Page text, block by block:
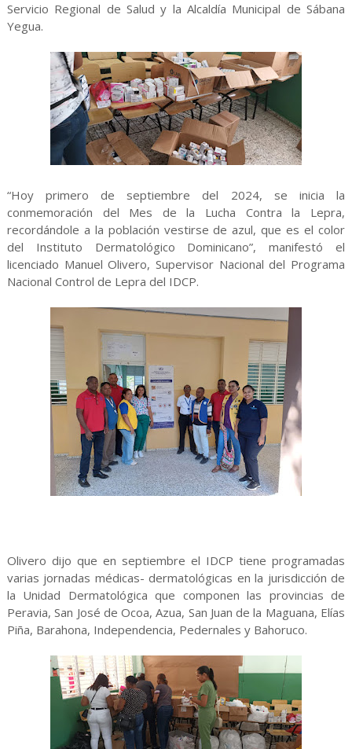
Servicio Regional de Salud y la Alcaldía Municipal de Sábana
Yegua.
“Hoy primero de septiembre del 2024, se inicia la
conmemoración del Mes de la Lucha Contra la Lepra,
recordándole a la población vestirse de azul, que es el color
del Instituto Dermatológico Dominicano”, manifestó el
licenciado Manuel Olivero, Supervisor Nacional del Programa
Nacional Control de Lepra del IDCP.
Olivero dijo que en septiembre el IDCP tiene programadas
varias jornadas médicas- dermatológicas en la jurisdicción de
la Unidad Dermatológica que componen las provincias de
Peravia, San José de Ocoa, Azua, San Juan de la Maguana, Elías
Piña, Barahona, Independencia, Pedernales y Bahoruco.